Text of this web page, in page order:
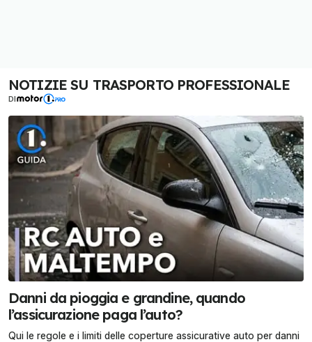
NOTIZIE SU TRASPORTO PROFESSIONALE
DI
Danni da pioggia e grandine, quando
l’assicurazione paga l’auto?
Qui le regole e i limiti delle coperture assicurative auto per danni